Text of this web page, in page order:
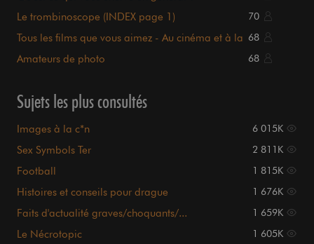
Le trombinoscope (INDEX page 1) 70
Tous les films que vous aimez - Au cinéma et à la 68
Amateurs de photo 68
Sujets les plus consultés
Images à la c*n 6 015K
Sex Symbols Ter 2 811K
Football 1 815K
Histoires et conseils pour drague 1 676K
Faits d'actualité graves/choquants/... 1 659K
Le Nécrotopic 1 605K